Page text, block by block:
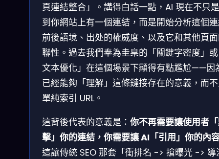
頁連結整合」。講得白話一點，AI 現在不只
到你網站上有一個連結，而是開始分析這個
前後語境、出处的權威度、以及它和其他頁
聯性。過去我們奉為圭臬的「關鍵字密度」
文本優化」在這個場景下顯得有點尷尬——因
已經能夠「理解」這條鏈接存在的意義，而
單純索引 URL。
這背後代表的意義是： 你不再需要讓使用者
擊」你的連結，你需要讓 AI「引用」你的內
這讓傳統 SEO 那套「衝排名 -> 搶曝光 -> 導